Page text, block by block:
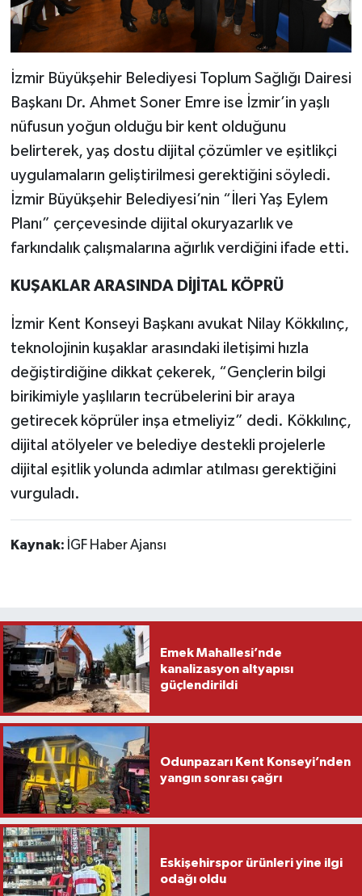
İzmir Büyükşehir Belediyesi Toplum Sağlığı Dairesi
Başkanı Dr. Ahmet Soner Emre ise İzmir’in yaşlı
nüfusun yoğun olduğu bir kent olduğunu
belirterek, yaş dostu dijital çözümler ve eşitlikçi
uygulamaların geliştirilmesi gerektiğini söyledi.
İzmir Büyükşehir Belediyesi’nin “İleri Yaş Eylem
Planı” çerçevesinde dijital okuryazarlık ve
farkındalık çalışmalarına ağırlık verdiğini ifade etti.
KUŞAKLAR ARASINDA DİJİTAL KÖPRÜ
İzmir Kent Konseyi Başkanı avukat Nilay Kökkılınç,
teknolojinin kuşaklar arasındaki iletişimi hızla
değiştirdiğine dikkat çekerek, “Gençlerin bilgi
birikimiyle yaşlıların tecrübelerini bir araya
getirecek köprüler inşa etmeliyiz” dedi. Kökkılınç,
dijital atölyeler ve belediye destekli projelerle
dijital eşitlik yolunda adımlar atılması gerektiğini
vurguladı.
Kaynak: İGF Haber Ajansı
Emek Mahallesi’nde
kanalizasyon altyapısı
güçlendirildi
Odunpazarı Kent Konseyi’nden
yangın sonrası çağrı
Eskişehirspor ürünleri yine ilgi
odağı oldu